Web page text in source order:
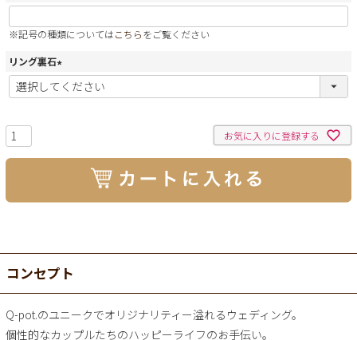
※記号の種類についてはこちらをご覧ください
リング裏石
(
必
お気に入りに登録する
コンセプト
Q-pot.のユニークでオリジナリティー溢れるウェディング。
個性的なカップルたちのハッピーライフのお手伝い。